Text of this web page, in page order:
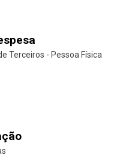
Terceiros - Pessoa Física